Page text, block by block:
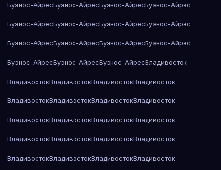
Буэнос-АйресБуэнос-АйресБуэнос-АйресБуэнос-Айрес
Буэнос-АйресБуэнос-АйресБуэнос-АйресБуэнос-Айрес
Буэнос-АйресБуэнос-АйресБуэнос-АйресБуэнос-Айрес
Буэнос-АйресБуэнос-АйресБуэнос-АйресВладивосток
ВладивостокВладивостокВладивостокВладивосток
ВладивостокВладивостокВладивостокВладивосток
ВладивостокВладивостокВладивостокВладивосток
ВладивостокВладивостокВладивостокВладивосток
ВладивостокВладивостокВладивостокВладивосток